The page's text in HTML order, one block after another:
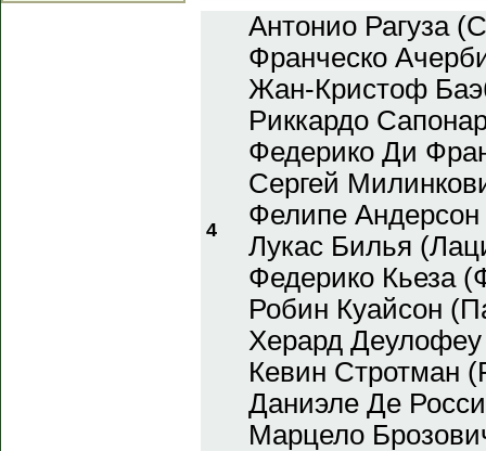
4
Антонио Рагуза
Франческо
Жан-Кристоф
Риккардо
Федерико Ди
Сергей
Фелипе
Лукас Билья
Федерико Кьеза
Робин Куайсон
Херард
Кевин Стротман
Даниэле Де
Марцело